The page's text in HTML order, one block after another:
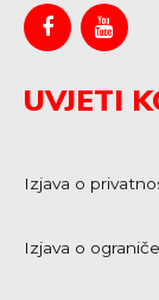
UVJETI
Izjava o
Izjava o